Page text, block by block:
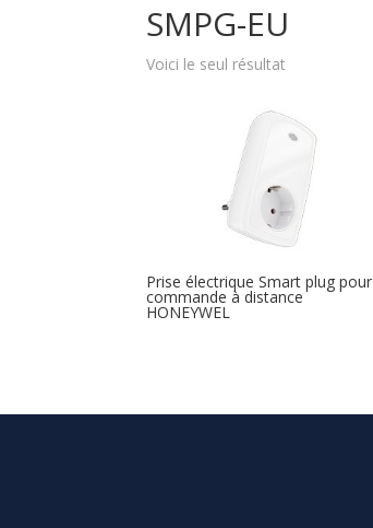
SMPG-EU
Voici le seul résultat
Prise électrique Smart plug pour
commande à distance
HONEYWEL